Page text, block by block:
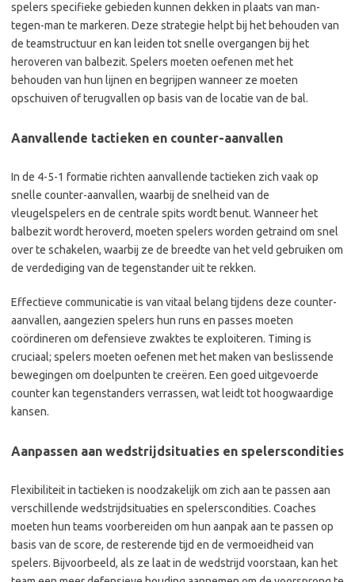
spelers specifieke gebieden kunnen dekken in plaats van man-
tegen-man te markeren. Deze strategie helpt bij het behouden van
de teamstructuur en kan leiden tot snelle overgangen bij het
heroveren van balbezit. Spelers moeten oefenen met het
behouden van hun lijnen en begrijpen wanneer ze moeten
opschuiven of terugvallen op basis van de locatie van de bal.
Aanvallende tactieken en counter-aanvallen
In de 4-5-1 formatie richten aanvallende tactieken zich vaak op
snelle counter-aanvallen, waarbij de snelheid van de
vleugelspelers en de centrale spits wordt benut. Wanneer het
balbezit wordt heroverd, moeten spelers worden getraind om snel
over te schakelen, waarbij ze de breedte van het veld gebruiken om
de verdediging van de tegenstander uit te rekken.
Effectieve communicatie is van vitaal belang tijdens deze counter-
aanvallen, aangezien spelers hun runs en passes moeten
coördineren om defensieve zwaktes te exploiteren. Timing is
cruciaal; spelers moeten oefenen met het maken van beslissende
bewegingen om doelpunten te creëren. Een goed uitgevoerde
counter kan tegenstanders verrassen, wat leidt tot hoogwaardige
kansen.
Aanpassen aan wedstrijdsituaties en spelerscondities
Flexibiliteit in tactieken is noodzakelijk om zich aan te passen aan
verschillende wedstrijdsituaties en spelerscondities. Coaches
moeten hun teams voorbereiden om hun aanpak aan te passen op
basis van de score, de resterende tijd en de vermoeidheid van
spelers. Bijvoorbeeld, als ze laat in de wedstrijd voorstaan, kan het